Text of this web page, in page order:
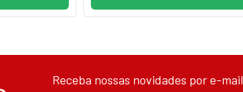
Receba nossas novidades por e-mail